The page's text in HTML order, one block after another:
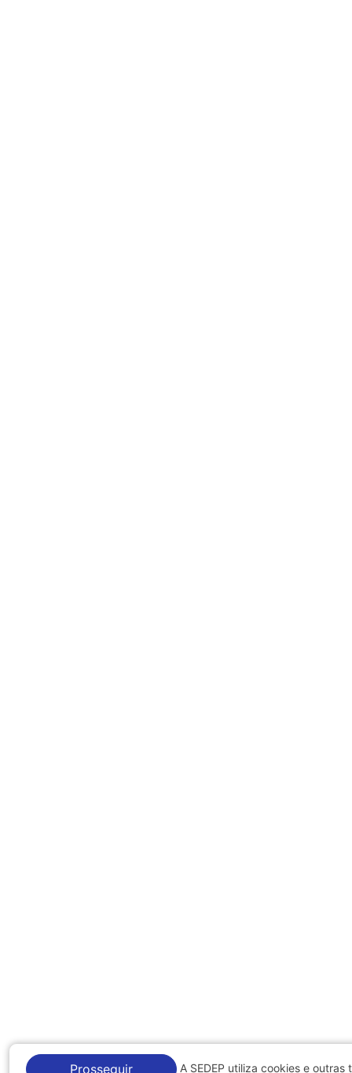
Prosseguir A SEDEP utiliza cookies e